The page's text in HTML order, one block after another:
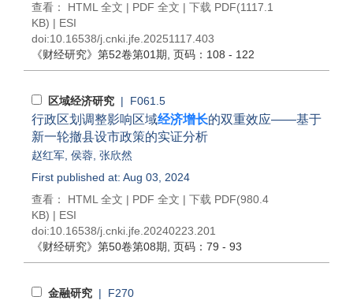
查看： HTML 全文 | PDF 全文 | 下载 PDF(1117.1
KB) | ESI
doi:10.16538/j.cnki.jfe.20251117.403
《财经研究》 第52卷第01期 , 页码：108 - 122
区域经济研究 | F061.5
行政区划调整影响区域经济增长的双重效应——基于
新一轮撤县设市政策的实证分析
赵红军 侯蓉 张欣然
First published at: Aug 03, 2024
查看： HTML 全文 | PDF 全文 | 下载 PDF(980.4
KB) | ESI
doi:10.16538/j.cnki.jfe.20240223.201
《财经研究》 第50卷第08期 , 页码：79 - 93
金融研究 | F270